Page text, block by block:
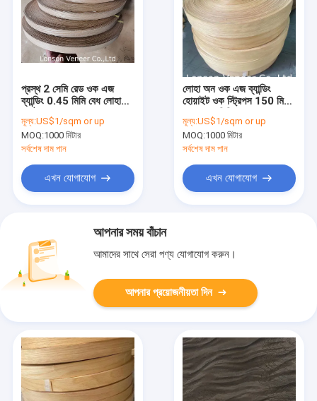
প্রস্থ 2 সেমি রেড ওক এজ
ব্যান্ডিং 0.45 মিমি বেধ লোহা
মূল্য:US$1/sqm or up
MOQ:1000 মিটার
সর্বশেষ দাম পান
এখন যোগাযোগ
লোহা অন ওক এজ ব্যান্ডিং
হোয়াইট ওক স্ট্রিপস 150 মি/
মূল্য:US$1/sqm or up
MOQ:1000 মিটার
সর্বশেষ দাম পান
এখন যোগাযোগ
আপনার সময় বাঁচান
আমাদের সাথে সেরা পণ্য যোগাযোগ করুন।
আপনার প্রয়োজনীয়তা দিন